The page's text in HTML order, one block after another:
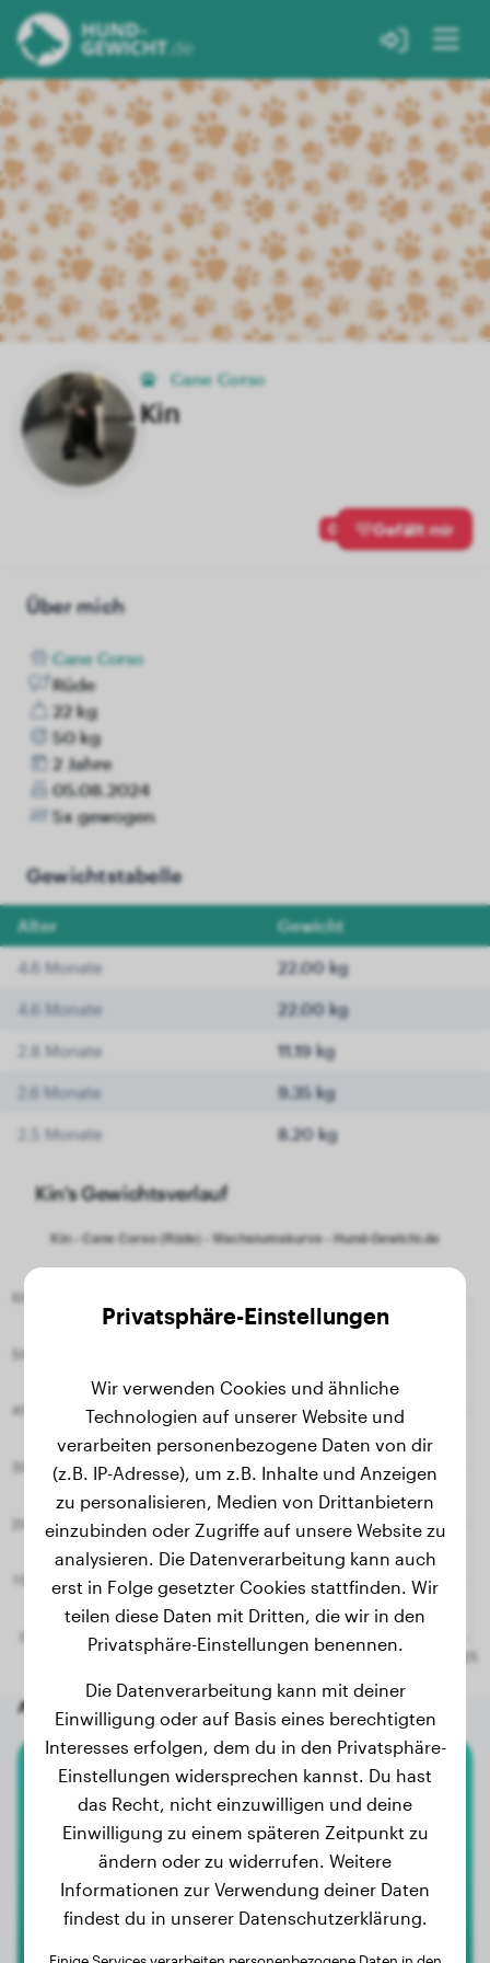
Cane Corso
Kin
0 Gefällt mir
Über mich
Cane Corso
Rüde
22 kg
50 kg
2 Jahre
05.08.2024
5x gewogen
Gewichtstabelle
Alter Gewicht
4.6 Monate 22.00 kg
4.6 Monate 22.00 kg
2.8 Monate 11.19 kg
2.6 Monate 9.35 kg
2.5 Monate 8.20 kg
Kin's Gewichtsverlauf
Andere zufällige Hunde
Boxer
Digra vom Himmelstor
Privatsphäre-Einstellungen
Wir verwenden Cookies und ähnliche
Technologien auf unserer Website und
verarbeiten personenbezogene Daten von dir
(z.B. IP-Adresse), um z.B. Inhalte und Anzeigen
zu personalisieren, Medien von Drittanbietern
einzubinden oder Zugriffe auf unsere Website zu
analysieren. Die Datenverarbeitung kann auch
erst in Folge gesetzter Cookies stattfinden. Wir
teilen diese Daten mit Dritten, die wir in den
Privatsphäre-Einstellungen benennen.
Die Datenverarbeitung kann mit deiner
Einwilligung oder auf Basis eines berechtigten
Interesses erfolgen, dem du in den Privatsphäre-
Einstellungen widersprechen kannst. Du hast
das Recht, nicht einzuwilligen und deine
Einwilligung zu einem späteren Zeitpunkt zu
ändern oder zu widerrufen. Weitere
Informationen zur Verwendung deiner Daten
findest du in unserer Datenschutzerklärung.